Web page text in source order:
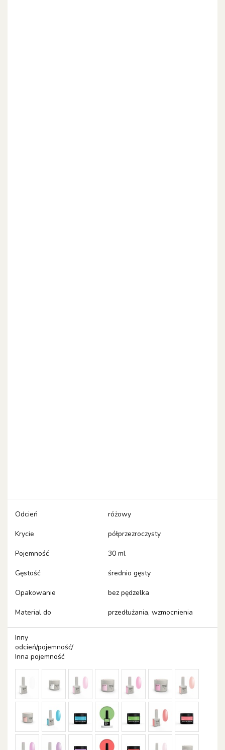
Odcień różowy
Krycie półprzezroczysty
Pojemność 30 ml
Gęstość średnio gęsty
Opakowanie bez pędzelka
Material do przedłużania, wzmocnienia
Inny
odcień/pojemność/
Inna pojemność